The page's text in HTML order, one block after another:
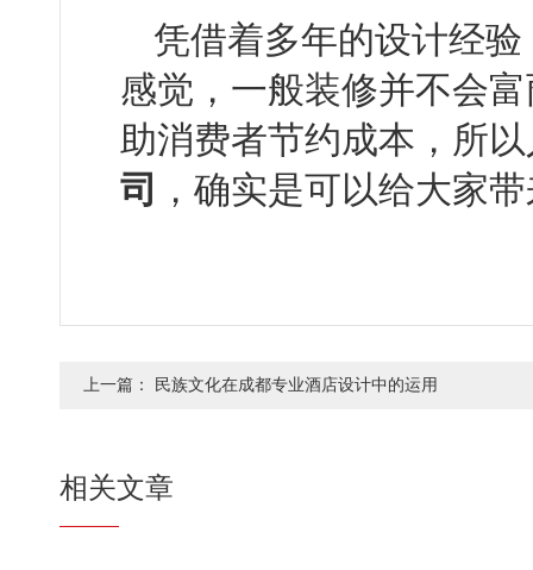
凭借着多年的设计经验
感觉，一般装修并不会
助消费者节约成本，
司 ，确实是可以给大家
上一篇： 民族文化在成都专业酒店设计中的运用
相关文章